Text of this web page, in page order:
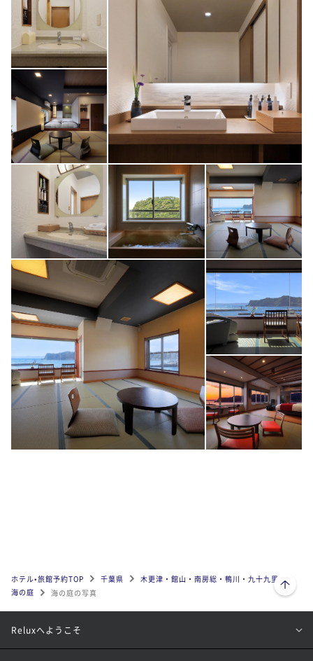
ホテル•旅館予約TOP 千葉県
木更津・館山・南房総・鴨川・九十九里
海の庭
海の庭の写真
ページトップへ
Reluxへようこそ